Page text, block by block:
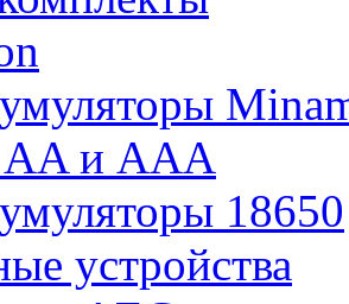
и AAA
18650
устройства